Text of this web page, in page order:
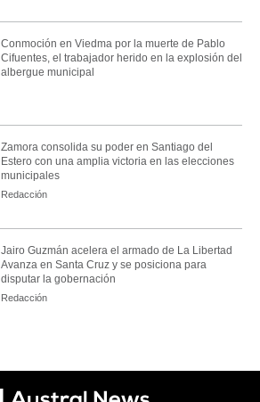
Conmoción en Viedma por la muerte de Pablo
Cifuentes, el trabajador herido en la explosión del
albergue municipal
Zamora consolida su poder en Santiago del
Estero con una amplia victoria en las elecciones
municipales
Redacción
Jairo Guzmán acelera el armado de La Libertad
Avanza en Santa Cruz y se posiciona para
disputar la gobernación
Redacción